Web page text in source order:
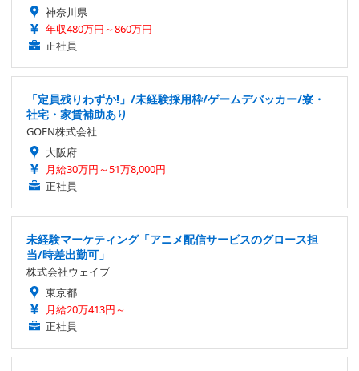
神奈川県
年収480万円～860万円
正社員
「定員残りわずか!」/未経験採用枠/ゲームデバッカー/寮・
社宅・家賃補助あり
GOEN株式会社
大阪府
月給30万円～51万8,000円
正社員
未経験マーケティング「アニメ配信サービスのグロース担
当/時差出勤可」
株式会社ウェイブ
東京都
月給20万413円～
正社員